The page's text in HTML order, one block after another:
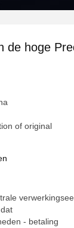
de hoge
of original
- betaling